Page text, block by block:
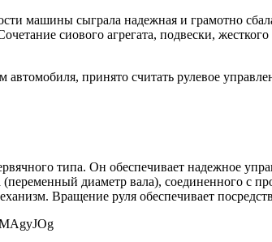
машины сыграла надежная и грамотно
сиового агрегата, подвески,
принято считать рулевое
типа. Он обеспечивает надежное
(переменный диаметр вала), соединенного с
Вращение руля обеспечивает